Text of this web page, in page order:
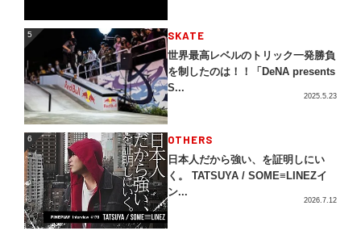
5 SKATE
世界最高レベルのトリック一発勝負
を制したのは！！「DeNA presents
S...
2025.5.23
6 OTHERS
日本人だから強い、を証明しにい
く。 TATSUYA / SOME≡LINEZイ
ン...
2026.7.12